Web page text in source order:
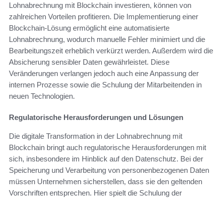
Lohnabrechnung mit Blockchain investieren, können von
zahlreichen Vorteilen profitieren. Die Implementierung einer
Blockchain-Lösung ermöglicht eine automatisierte
Lohnabrechnung, wodurch manuelle Fehler minimiert und die
Bearbeitungszeit erheblich verkürzt werden. Außerdem wird die
Absicherung sensibler Daten gewährleistet. Diese
Veränderungen verlangen jedoch auch eine Anpassung der
internen Prozesse sowie die Schulung der Mitarbeitenden in
neuen Technologien.
Regulatorische Herausforderungen und Lösungen
Die digitale Transformation in der Lohnabrechnung mit
Blockchain bringt auch regulatorische Herausforderungen mit
sich, insbesondere im Hinblick auf den Datenschutz. Bei der
Speicherung und Verarbeitung von personenbezogenen Daten
müssen Unternehmen sicherstellen, dass sie den geltenden
Vorschriften entsprechen. Hier spielt die Schulung der